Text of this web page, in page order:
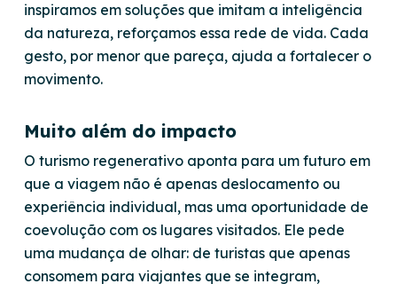
inspiramos em soluções que imitam a inteligência
da natureza, reforçamos essa rede de vida. Cada
gesto, por menor que pareça, ajuda a fortalecer o
movimento.
Muito além do impacto
O turismo regenerativo aponta para um futuro em
que a viagem não é apenas deslocamento ou
experiência individual, mas uma oportunidade de
coevolução com os lugares visitados. Ele pede
uma mudança de olhar: de turistas que apenas
consomem para viajantes que se integram,